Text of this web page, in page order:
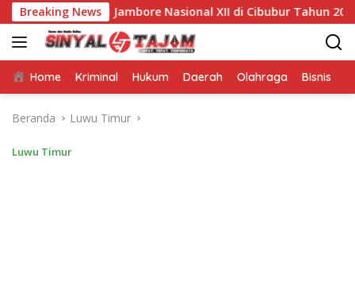
Langsung
ke
konten
Breaking News
Jambore Nasional XII di Cibubur Tahun 2026
Home Kriminal Hukum Daerah Olahraga Bisnis
Beranda Luwu Timur
Luwu Timur